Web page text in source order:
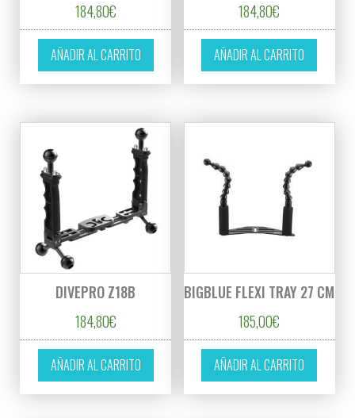
184,80€
AÑADIR AL CARRITO
184,80€
AÑADIR AL CARRITO
DIVEPRO Z18B
184,80€
AÑADIR AL CARRITO
BIGBLUE FLEXI TRAY 27 CM
185,00€
AÑADIR AL CARRITO